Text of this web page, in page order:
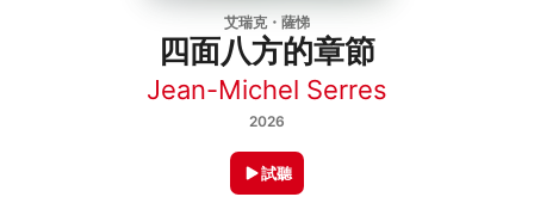
艾瑞克・薩悌
四面八方的章節
Jean-Michel Serres
2026
試聽